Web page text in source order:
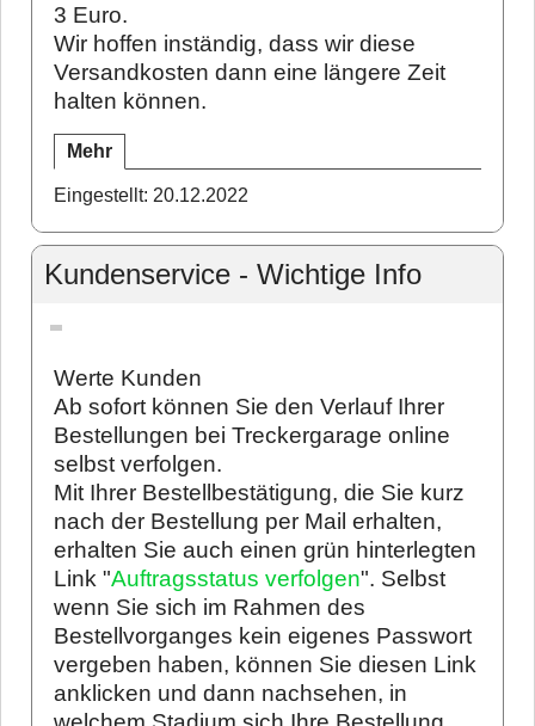
3 Euro.
Wir hoffen inständig, dass wir diese
Versandkosten dann eine längere Zeit
halten können.
Mehr
Eingestellt: 20.12.2022
Kundenservice - Wichtige Info
Werte Kunden
Ab sofort können Sie den Verlauf Ihrer
Bestellungen bei Treckergarage online
selbst verfolgen.
Mit Ihrer Bestellbestätigung, die Sie kurz
nach der Bestellung per Mail erhalten,
erhalten Sie auch einen grün hinterlegten
Link "Auftragsstatus verfolgen". Selbst
wenn Sie sich im Rahmen des
Bestellvorganges kein eigenes Passwort
vergeben haben, können Sie diesen Link
anklicken und dann nachsehen, in